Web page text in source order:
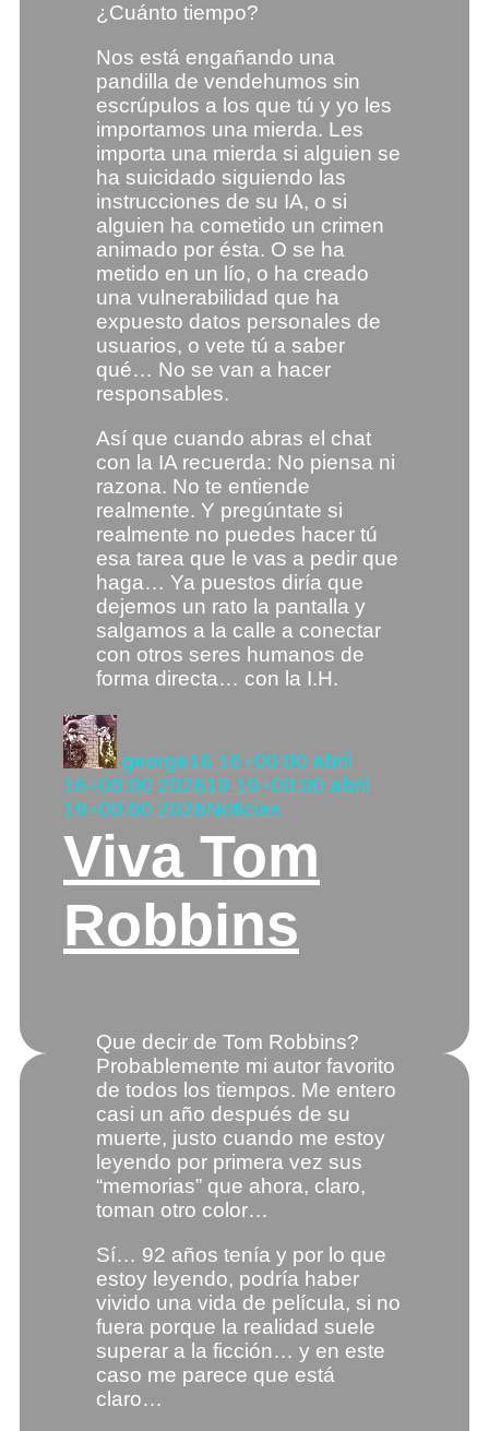
¿Cuánto tiempo?
Nos está engañando una
pandilla de vendehumos sin
escrúpulos a los que tú y yo les
importamos una mierda. Les
importa una mierda si alguien se
ha suicidado siguiendo las
instrucciones de su IA, o si
alguien ha cometido un crimen
animado por ésta. O se ha
metido en un lío, o ha creado
una vulnerabilidad que ha
expuesto datos personales de
usuarios, o vete tú a saber
qué… No se van a hacer
responsables.
Así que cuando abras el chat
con la IA recuerda: No piensa ni
razona. No te entiende
realmente. Y pregúntate si
realmente no puedes hacer tú
esa tarea que le vas a pedir que
haga… Ya puestos diría que
dejemos un rato la pantalla y
salgamos a la calle a conectar
con otros seres humanos de
forma directa… con la I.H.
Autor
george
el
16 16+00:00 abril
16+00:00 202619 19+00:00 abril
19+00:00 2026Categorías
Noticias
Viva Tom
Robbins
Que decir de Tom Robbins?
Probablemente mi autor favorito
de todos los tiempos. Me entero
casi un año después de su
muerte, justo cuando me estoy
leyendo por primera vez sus
“memorias” que ahora, claro,
toman otro color…
Sí… 92 años tenía y por lo que
estoy leyendo, podría haber
vivido una vida de película, si no
fuera porque la realidad suele
superar a la ficción… y en este
caso me parece que está
claro…